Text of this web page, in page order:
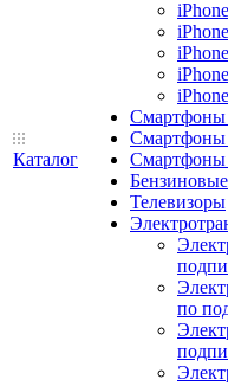
Каталог
Смартфоны
Смартфоны
Смартфоны
Телевизоры
по